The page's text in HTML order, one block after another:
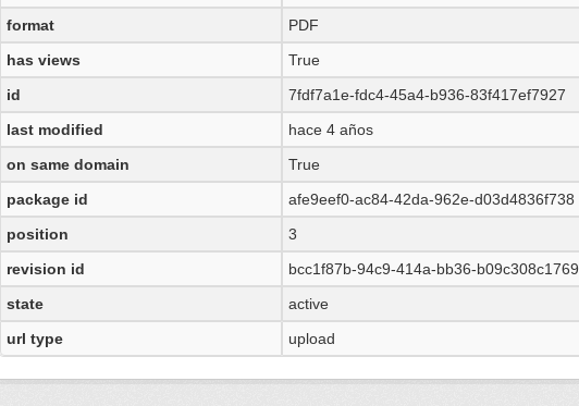
format
PDF
has views
True
id
7fdf7a1e-fdc4-45a4-b936-83f417ef7927
last modified
hace 4 años
on same domain
True
package id
afe9eef0-ac84-42da-962e-d03d4836f738
position
3
revision id
bcc1f87b-94c9-414a-bb36-b09c308c1769
state
active
url type
upload